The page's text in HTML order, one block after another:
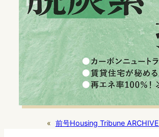
« 前号Housing Tribune ARCHIVE